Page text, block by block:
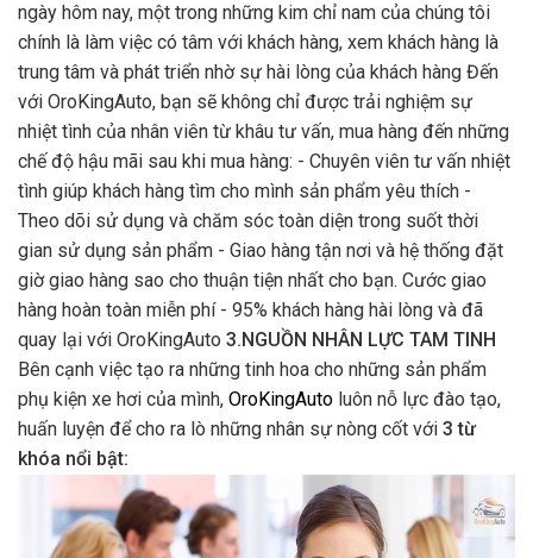
ngày hôm nay, một trong những kim chỉ nam của chúng tôi
chính là làm việc có tâm với khách hàng, xem khách hàng là
trung tâm và phát triển nhờ sự hài lòng của khách hàng Đến
với OroKingAuto, bạn sẽ không chỉ được trải nghiệm sự
nhiệt tình của nhân viên từ khâu tư vấn, mua hàng đến những
chế độ hậu mãi sau khi mua hàng: - Chuyên viên tư vấn nhiệt
tình giúp khách hàng tìm cho mình sản phẩm yêu thích -
Theo dõi sử dụng và chăm sóc toàn diện trong suốt thời
gian sử dụng sản phẩm - Giao hàng tận nơi và hệ thống đặt
giờ giao hàng sao cho thuận tiện nhất cho bạn. Cước giao
hàng hoàn toàn miễn phí - 95% khách hàng hài lòng và đã
quay lại với OroKingAuto 3.NGUỒN NHÂN LỰC TAM TINH
Bên cạnh việc tạo ra những tinh hoa cho những sản phẩm
phụ kiện xe hơi của mình, OroKingAuto luôn nỗ lực đào tạo,
huấn luyện để cho ra lò những nhân sự nòng cốt với 3 từ
khóa nổi bật: